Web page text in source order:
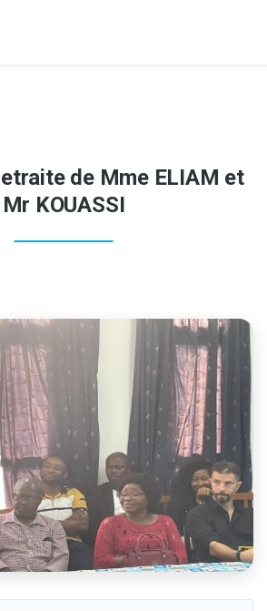
de Mme ELIAM et
Mr KOUASSI